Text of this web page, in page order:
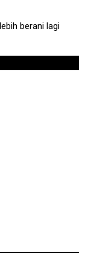
berani lagi